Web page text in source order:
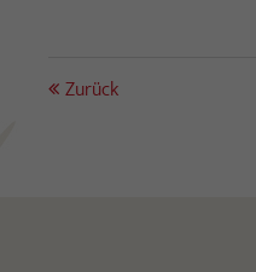
Zurück